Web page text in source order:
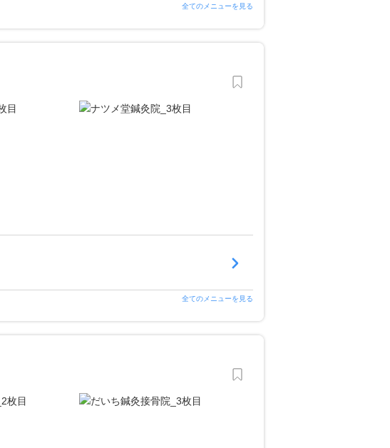
全てのメニューを見る
全てのメニューを見る